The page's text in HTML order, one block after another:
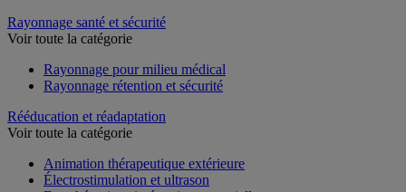
Rayonnage santé et sécurité
Voir toute la catégorie
Rayonnage pour milieu médical
Rayonnage rétention et sécurité
Rééducation et réadaptation
Voir toute la catégorie
Animation thérapeutique extérieure
Électrostimulation et ultrason